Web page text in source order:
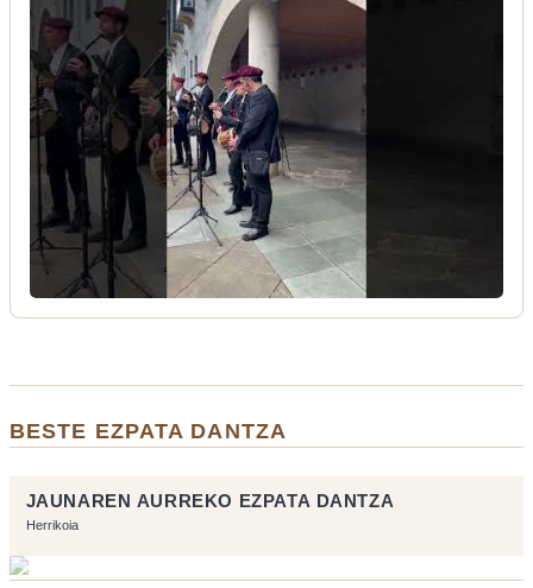
BESTE EZPATA DANTZA
JAUNAREN AURREKO EZPATA DANTZA
Herrikoia